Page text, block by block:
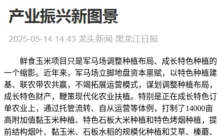
鲜食玉米项目只是军马场调整种植布局、成长特色种植的
一个缩影。近年来，军马场立脚地盘资本禀赋，以特色种植建
基、联农带农共赢，不竭拓展运营模式，谋划调整种植布局，
成长特色财产，鞭策现代化农业扶植。特别是正在成长特色订
单农业上，通过托管流转、自从运营等体例，打制了14000亩
高附加值黏玉米种植、特色石板大米种植和特色烤烟种植，提
前结构烟叶、黏玉米、石板水稻的规模化种植和艾草、榛蘑、